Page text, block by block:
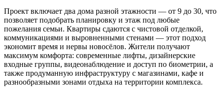
Проект включает два дома разной этажности — от 9 до 30, что
позволяет подобрать планировку и этаж под любые
пожелания семьи. Квартиры сдаются с чистовой отделкой,
коммуникациями и выровненными стенами — этот подход
экономит время и нервы новосёлов. Жители получают
максимум комфорта: современные лифты, дизайнерские
входные группы, видеонаблюдение и доступ по биометрии, а
также продуманную инфраструктуру с магазинами, кафе и
разнообразными зонами отдыха на территории комплекса.